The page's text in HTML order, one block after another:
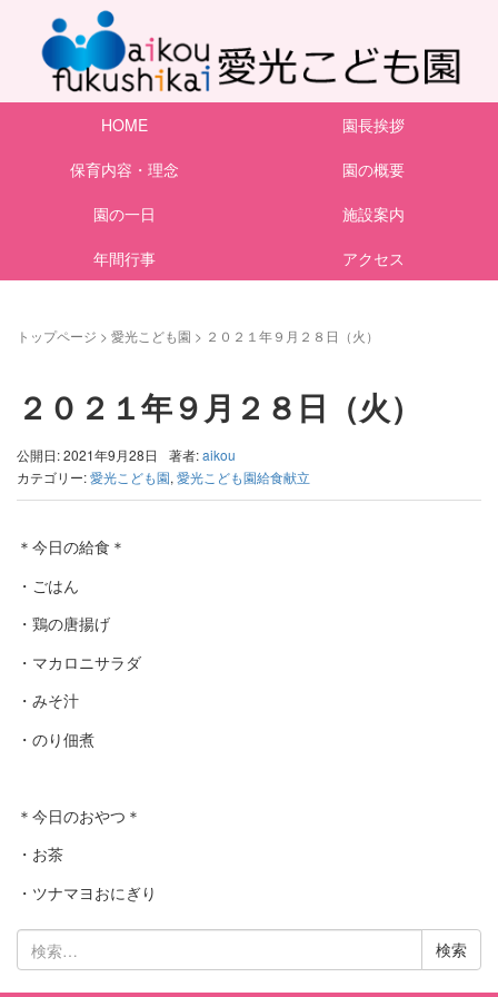
HOME
園長挨拶
保育内容・理念
園の概要
園の一日
施設案内
年間行事
アクセス
トップページ > 愛光こども園 > ２０２１年９月２８日（火）
２０２１年９月２８日（火）
公開日: 2021年9月28日 著者:aikou
カテゴリー:愛光こども園, 愛光こども園給食献立
＊今日の給食＊
・ごはん
・鶏の唐揚げ
・マカロニサラダ
・みそ汁
・のり佃煮
＊今日のおやつ＊
・お茶
・ツナマヨおにぎり
検
索: